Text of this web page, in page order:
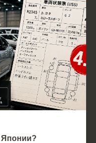
Японии?